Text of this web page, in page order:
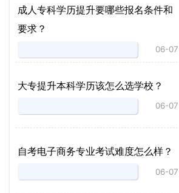
成人专科学历提升要哪些报名条件和
要求？
06-07
大专提升本科学历该怎么选学校？
06-07
自考电子商务专业考试难度怎么样？
06-07